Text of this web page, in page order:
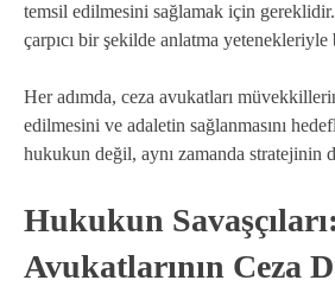
temsil edilmesini sağlamak için
çarpıcı bir şekilde anlatma
Her adımda, ceza avukatları
edilmesini ve adaletin sağlanmasını
hukukun değil, aynı zamanda stratejinin
Hukukun
Avukatlarının Ceza